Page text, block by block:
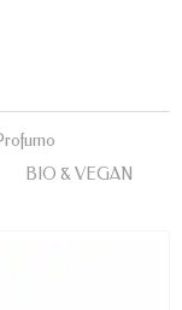
BIO & VEGAN